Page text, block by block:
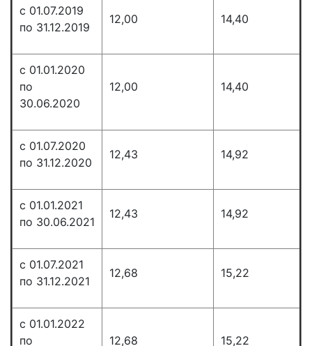
с 01.07.2019
по 31.12.2019
12,00 14,40
с 01.01.2020
по
30.06.2020
12,00 14,40
с 01.07.2020
по 31.12.2020
12,43 14,92
с 01.01.2021
по 30.06.2021
12,43 14,92
с 01.07.2021
по 31.12.2021
12,68 15,22
с 01.01.2022
по
12,68 15,22